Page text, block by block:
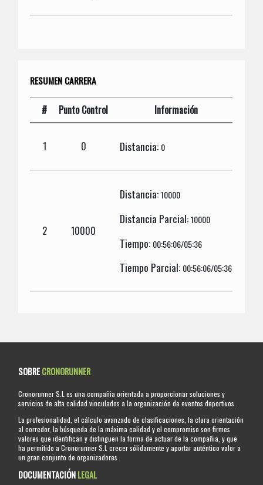
RESUMEN CARRERA
# Punto Control Información
1 0 Distancia: 0
2 10000
Distancia:10000
Distancia Parcial:10000
Tiempo: 00:56:06/05:36
Tiempo Parcial: 00:56:06/05:36
SOBRECRONORUNNER
Cronorunner S.L es una compañia orientada a proporcionar soluciones y
servicios de alta calidad vinculados a la organización de eventos deportivos.
La profesionalidad, el cálculo avanzado de clasificaciones, la clara orientación
al corredor, la búsqueda de la máxima calidad y el compromiso son firmes
valores que identifican y distinguen la forma de actuar de la compañia, y que
ha permitido a Cronorunner S.L crecer sólidamente y aportar auténtico valor a
un gran conjunto de organizadores.
DOCUMENTACIÓNLEGAL